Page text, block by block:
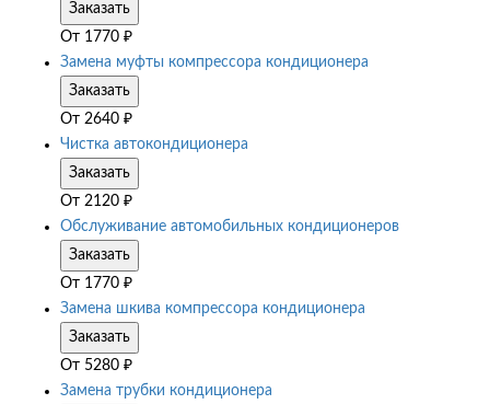
Заказать
От 1770 ₽
Замена муфты компрессора кондиционера
Заказать
От 2640 ₽
Чистка автокондиционера
Заказать
От 2120 ₽
Обслуживание автомобильных кондиционеров
Заказать
От 1770 ₽
Замена шкива компрессора кондиционера
Заказать
От 5280 ₽
Замена трубки кондиционера